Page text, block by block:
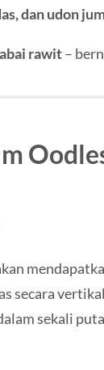
dan udon
rawit–
secara
sekali